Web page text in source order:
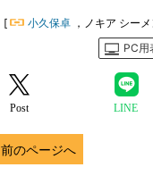
[ 小久保卓 ，ノキア シー
PC用
Post LINE
前のページへ